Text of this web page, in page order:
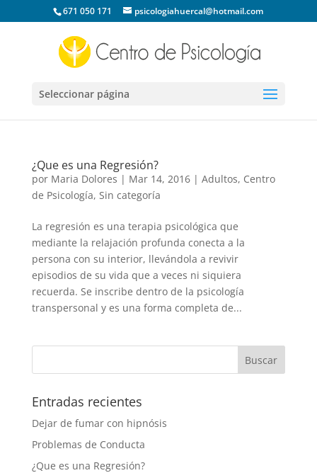
671 050 171 psicologiahuercal@hotmail.com
Seleccionar página
¿Que es una Regresión?
por Maria Dolores | Mar 14, 2016| Adultos, Centro
de Psicología, Sin categoría
La regresión es una terapia psicológica que
mediante la relajación profunda conecta a la
persona con su interior, llevándola a revivir
episodios de su vida que a veces ni siquiera
recuerda. Se inscribe dentro de la psicología
transpersonal y es una forma completa de...
Entradas recientes
Dejar de fumar con hipnósis
Problemas de Conducta
¿Que es una Regresión?